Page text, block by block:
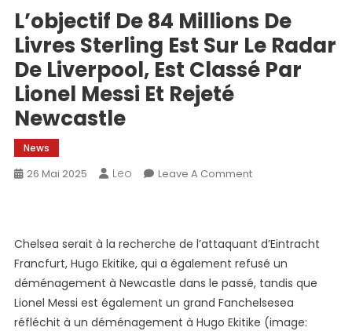
L’objectif De 84 Millions De
Livres Sterling Est Sur Le Radar
De Liverpool, Est Classé Par
Lionel Messi Et Rejeté
Newcastle
News
26 Mai 2025 Leo Leave A CommentOn
Millions
De
Livres
Sterling
Est
Chelsea serait à la recherche de l’attaquant d’Eintracht
Francfurt, Hugo Ekitike, qui a également refusé un
déménagement à Newcastle dans le passé, tandis que
Lionel Messi est également un grand Fanchelsesea
réfléchit à un déménagement à Hugo Ekitike (image: